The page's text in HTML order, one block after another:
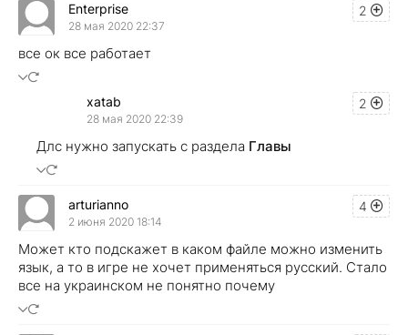
2
Enterprise
28 мая 2020 22:37
все ок все работает
2
xatab
28 мая 2020 22:39
Длс нужно запускать с раздела Главы
4
arturianno
2 июня 2020 18:14
Может кто подскажет в каком файле можно изменить
язык, а то в игре не хочет применяться русский. Стало
все на украинском не понятно почему